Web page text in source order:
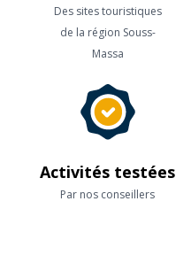
Des sites touristiques
de la région Souss-
Massa
Activités testées
Par nos conseillers